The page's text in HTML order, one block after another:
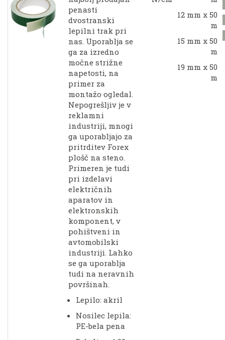
penasti
dvostranski
lepilni trak pri
nas. Uporablja se
ga za izredno
močne strižne
napetosti, na
primer za
montažo ogledal.
Nepogrešljiv je v
reklamni
industriji, mnogi
ga uporabljajo za
pritrditev Forex
plošč na steno.
Primeren je tudi
pri izdelavi
električnih
aparatov in
elektronskih
komponent, v
pohištveni in
avtomobilski
industriji. Lahko
se ga uporablja
tudi na neravnih
površinah.
Lepilo: akril
Nosilec lepila:
PE-bela pena
12 mm x 50
m
15 mm x 50
m
19 mm x 50
m